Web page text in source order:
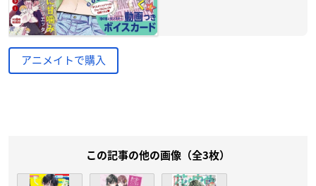
アニメイトで購入
この記事の他の画像（全3枚）